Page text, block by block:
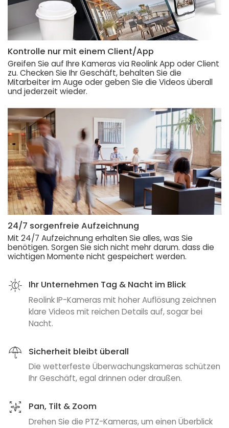
Kontrolle nur mit einem Client/App
Greifen Sie auf Ihre Kameras via Reolink App oder Client
zu. Checken Sie Ihr Geschäft, behalten Sie die
Mitarbeiter im Auge oder geben Sie die Videos überall
und jederzeit wieder.
24/7 sorgenfreie Aufzeichnung
Mit 24/7 Aufzeichnung erhalten Sie alles, was Sie
benötigen. Sorgen Sie sich nicht mehr darum. dass die
wichtigen Momente nicht gespeichert werden.
Ihr Unternehmen Tag & Nacht im Blick
Reolink IP-Kameras mit hoher Auflösung zeichnen
klare Videos mit reichen Details auf, sogar bei
Nacht.
Sicherheit bleibt überall
Die wetterfeste Überwachungskameras schützen
Ihr Geschäft, egal drinnen oder draußen.
Pan, Tilt & Zoom
Drehen Sie die PTZ-Kameras, um einen Überblick